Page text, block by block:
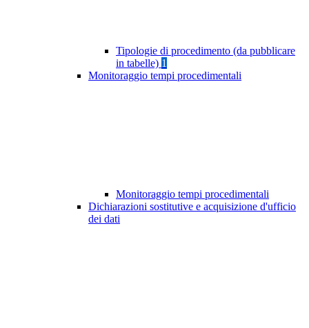
Tipologie di procedimento (da pubblicare
in tabelle) 1
Monitoraggio tempi procedimentali
Monitoraggio tempi procedimentali
Dichiarazioni sostitutive e acquisizione d'ufficio
dei dati